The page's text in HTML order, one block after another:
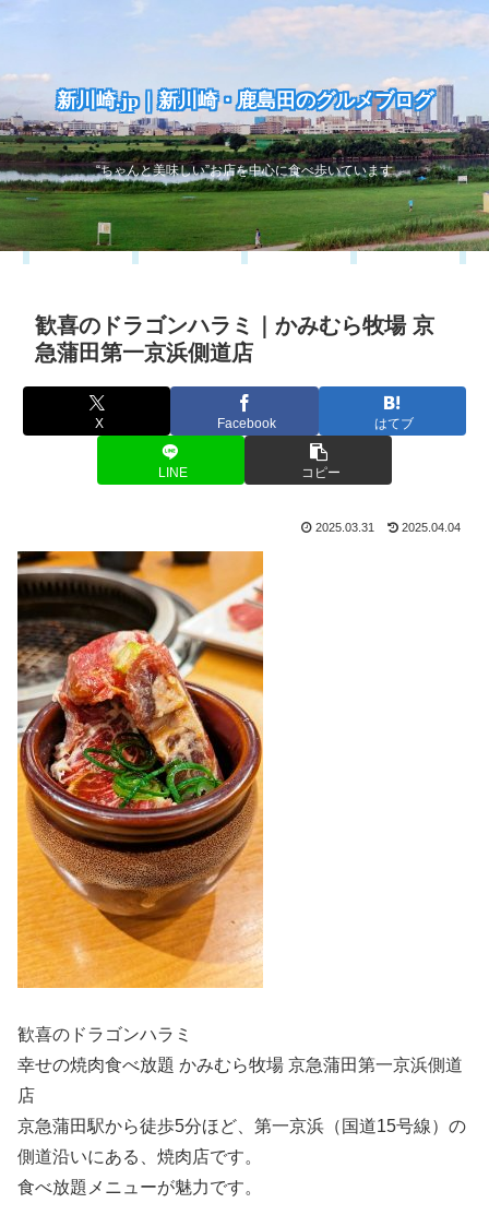
新川崎.jp｜新川崎・鹿島田のグルメブログ
“ちゃんと美味しい”お店を中心に食べ歩いています
歓喜のドラゴンハラミ｜かみむら牧場 京
急蒲田第一京浜側道店
X Facebook はてブ
LINE コピー
2025.03.31 2025.04.04
歓喜のドラゴンハラミ
幸せの焼肉食べ放題 かみむら牧場 京急蒲田第一京浜側道
店
京急蒲田駅から徒歩5分ほど、第一京浜（国道15号線）の
側道沿いにある、焼肉店です。
食べ放題メニューが魅力です。